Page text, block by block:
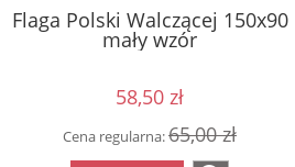
Flaga Polski Walczącej 150x90
mały wzór
58,50 zł
Cena regularna:65,00 zł